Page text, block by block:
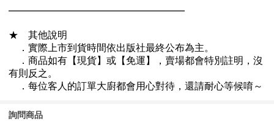
詢問商品